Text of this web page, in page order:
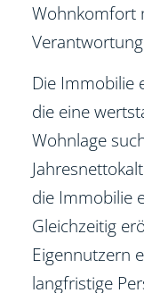
Wohnkomfort
Die Immobilie
die eine
Wohnlage
die Immobilie
Gleichzeitig
Eigennutzern
langfristige